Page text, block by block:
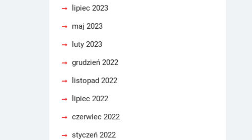
lipiec 2023
maj 2023
luty 2023
grudzień 2022
listopad 2022
lipiec 2022
czerwiec 2022
styczeń 2022